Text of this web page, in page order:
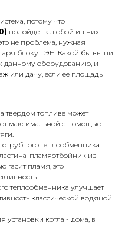
потому что
подойдет к любой из них.
не проблема, нужная
блоку ТЭН. Какой бы вы ни
данному оборудованию, и
или дачу, если ее площадь
твердом топливе может
от максимальной с помощью
теплообменника
пламяотбойник из
гасит пламя, это
теплообменника улучшает
классической водяной
котла - дома, в